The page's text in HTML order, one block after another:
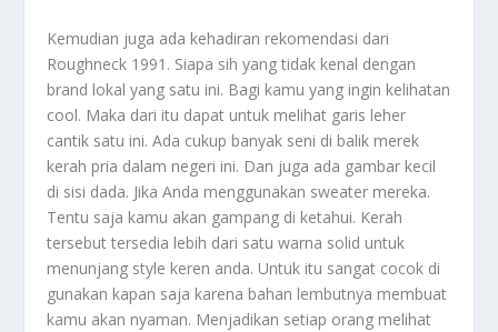
Kemudian juga ada kehadiran rekomendasi dari
Roughneck 1991. Siapa sih yang tidak kenal dengan
brand lokal yang satu ini. Bagi kamu yang ingin kelihatan
cool. Maka dari itu dapat untuk melihat garis leher
cantik satu ini. Ada cukup banyak seni di balik merek
kerah pria dalam negeri ini. Dan juga ada gambar kecil
di sisi dada. Jika Anda menggunakan sweater mereka.
Tentu saja kamu akan gampang di ketahui. Kerah
tersebut tersedia lebih dari satu warna solid untuk
menunjang style keren anda. Untuk itu sangat cocok di
gunakan kapan saja karena bahan lembutnya membuat
kamu akan nyaman. Menjadikan setiap orang melihat